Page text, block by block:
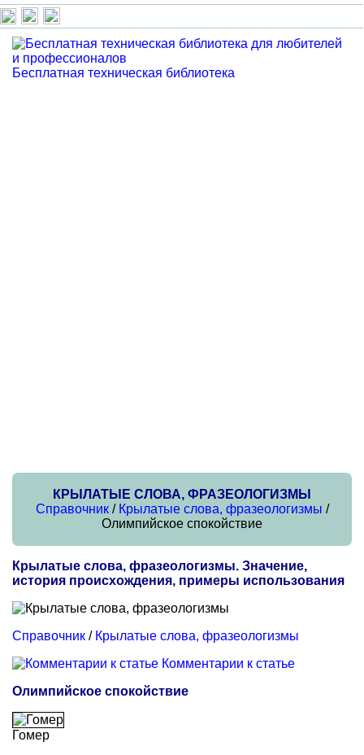
Бесплатная техническая библиотека
КРЫЛАТЫЕ СЛОВА, ФРАЗЕОЛОГИЗМЫ
Справочник/ Крылатые слова, фразеологизмы /
Олимпийское спокойствие
Крылатые слова, фразеологизмы. Значение,
история происхождения, примеры использования
Справочник / Крылатые слова, фразеологизмы
Комментарии к статье
Олимпийское спокойствие
Гомер